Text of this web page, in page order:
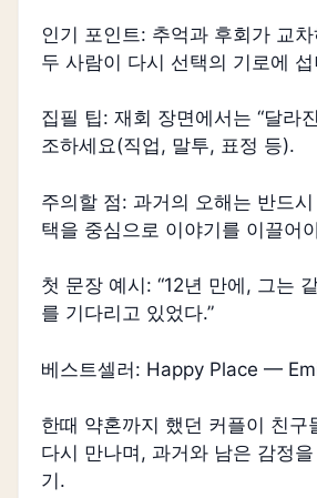
인기 포인트: 추억과 후회가 교
두 사람이 다시 선택의 기로에
집필 팁: 재회 장면에서는 “달라
조하세요(직업, 말투, 표정 등).
주의할 점: 과거의 오해는 반드
택을 중심으로 이야기를 이끌어
첫 문장 예시: “12년 만에, 그는
를 기다리고 있었다.”
베스트셀러: Happy Place —
한때 약혼까지 했던 커플이 친구
다시 만나며, 과거와 남은 감정
기.